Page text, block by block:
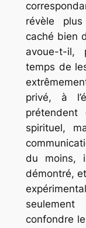
révèle
caché bien
avoue-t-il,
temps de
privé, à
prétendent
spirituel,
du moins,
démontré,
confondre